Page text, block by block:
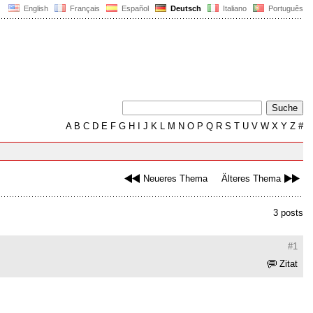
English Français Español Deutsch Italiano Português
AB C D E F G H J K L M N O P Q R S T U V W X Y Z #
Neueres Thema Älteres Thema
3 posts
#1
Zitat